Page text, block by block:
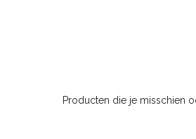
Producten die je misschien